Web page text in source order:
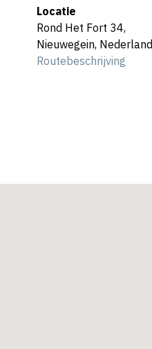
Locatie
Rond Het Fort 34,
Nieuwegein, Nederland
Routebeschrijving